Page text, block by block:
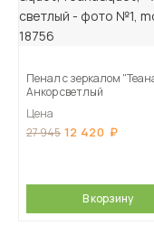
Пенал с зеркалом
Анкор светлый
Цена
27 945 12 420
В корзину